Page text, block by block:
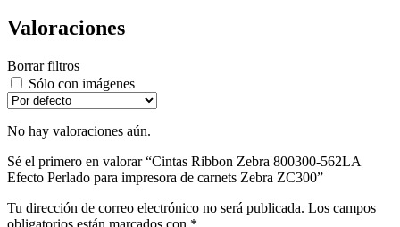
Valoraciones
Borrar filtros
Sólo con imágenes
No hay valoraciones aún.
Sé el primero en valorar “Cintas Ribbon Zebra 800300-562LA
Efecto Perlado para impresora de carnets Zebra ZC300”
Tu dirección de correo electrónico no será publicada. Los campos
obligatorios están marcados con *